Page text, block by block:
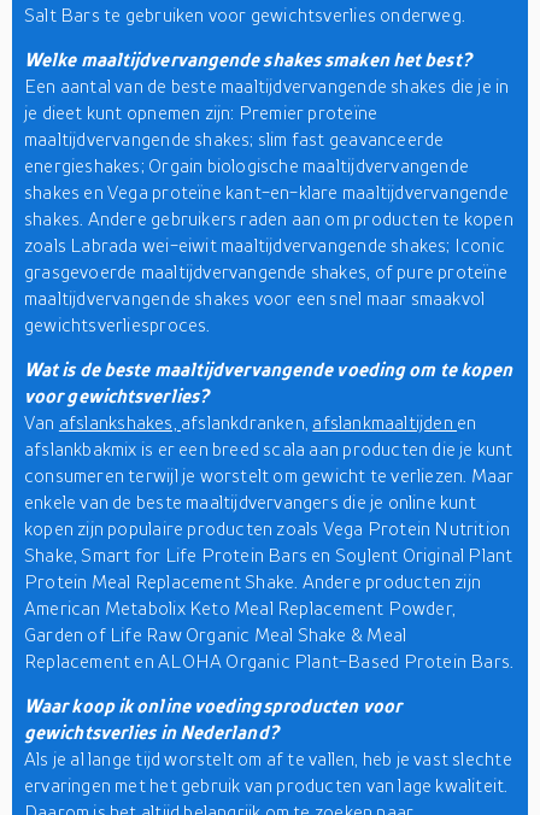
Salt Bars te gebruiken voor gewichtsverlies onderweg.
Welke maaltijdvervangende shakes smaken het best?
Een aantal van de beste maaltijdvervangende shakes die je in
je dieet kunt opnemen zijn: Premier proteïne
maaltijdvervangende shakes; slim fast geavanceerde
energieshakes; Orgain biologische maaltijdvervangende
shakes en Vega proteïne kant-en-klare maaltijdvervangende
shakes. Andere gebruikers raden aan om producten te kopen
zoals Labrada wei-eiwit maaltijdvervangende shakes; Iconic
grasgevoerde maaltijdvervangende shakes, of pure proteïne
maaltijdvervangende shakes voor een snel maar smaakvol
gewichtsverliesproces.
Wat is de beste maaltijdvervangende voeding om te kopen
voor gewichtsverlies?
Van afslankshakes, afslankdranken, afslankmaaltijden en
afslankbakmix is er een breed scala aan producten die je kunt
consumeren terwijl je worstelt om gewicht te verliezen. Maar
enkele van de beste maaltijdvervangers die je online kunt
kopen zijn populaire producten zoals Vega Protein Nutrition
Shake, Smart for Life Protein Bars en Soylent Original Plant
Protein Meal Replacement Shake. Andere producten zijn
American Metabolix Keto Meal Replacement Powder,
Garden of Life Raw Organic Meal Shake & Meal
Replacement en ALOHA Organic Plant-Based Protein Bars.
Waar koop ik online voedingsproducten voor
gewichtsverlies in Nederland?
Als je al lange tijd worstelt om af te vallen, heb je vast slechte
ervaringen met het gebruik van producten van lage kwaliteit.